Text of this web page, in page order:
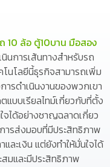
10 ล้อ ตู้10บาน มือสอง
นการเส้นทางสำหรับรถ
นโลยีนี้ธุรกิจสามารถเพิ่ม
ารดำเนินงานของพวกเขา
บบเรียลไทม์เกี่ยวกับที่ตั้ง
ได้อย่างชาญฉลาดเกี่ยว
การส่งมอบที่มีประสิทธิภาพ
ละเงิน แต่ยังทำให้มั่นใจได้
สมและมีประสิทธิภาพ